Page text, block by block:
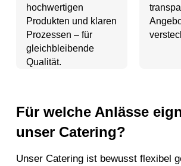
hochwertigen
Produkten und klaren
Prozessen – für
gleichbleibende
Qualität.
Für welche Anlässe
unser Catering?
Unser Catering ist bewusst flexibel